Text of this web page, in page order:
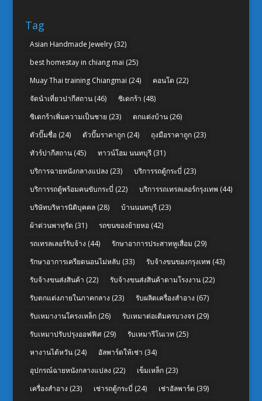
Tag
Asian Handmade Jewelry(32)
best homestay in chiang mai (25)
Muay Thai training Chiangmai (24) คอนโด (22)
จัดนำเที่ยวปากีสถาน(46) ซิเดกร้า (48)
ซิเดกร้าเพิ่มความเป็นชาย (23) ตกแต่งบ้าน(26)
ตัวปั๊มชื่อ(24) ตัวปั๊มราคาถูก(24) ถุงมือราคาถูก(23)
ทัวร์ปากีสถาน(45) ทาวน์โฮม นนทบุรี(31)
บริการฉายหนังกลางแปลง (23) บริการรถตู้กระบี่ (23)
บริการรถตู้พร้อมคนขับกระบี่ (22) บริการรถเทรลเลอร์กรุงเทพ (44)
บริษัทบริหารนิติบุคคล(28) บ้านนนทบุรี(23)
ผ้าต่วนพาหุรัด (31) รถขนของย้ายหอ(42)
รถเทรลเลอร์รับจ้าง (44) รักษาอาการประสาทหูเสื่อม (29)
รักษาอาการเครียดนอนไม่หลับ (33) รับจ้างขนของกรุงเทพ (43)
รับจ้างขนส่งสินค้า (22) รับจ้างขนส่งสินค้าตามโรงงาน(22)
รับตกแต่งภายในภาคกลาง (23) รับผลิตเครื่องสำอาง (67)
รับเหมางานโครงเหล็ก(26) รับเหมาต่อเติมครบวงจร(29)
รับเหมาปรับปรุงออฟฟิศ(29) รับเหมารีโนเวท (25)
หางานไต้หวัน(24) อัลพาร์ดให้เช่า (34)
อุปกรณ์ฉายหนังกลางแปลง (22) เข็มเหล็ก(23)
เครื่องสำอาง (23) เช่ารถตู้กระบี่ (24) เช่าอัลพาร์ด (39)